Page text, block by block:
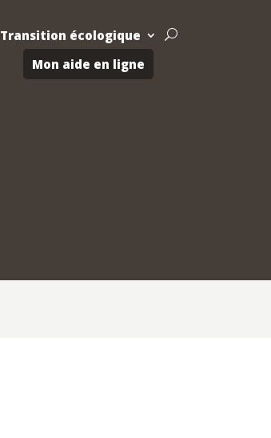
Transition écologique
Mon aide en ligne
U